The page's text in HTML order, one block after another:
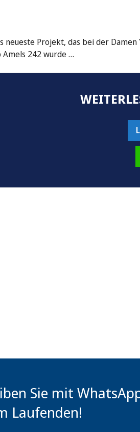
neueste Projekt, das bei der
Amels 242 wurde …
Sie mit
Laufenden!